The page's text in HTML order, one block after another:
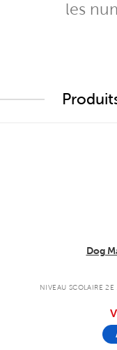
les
Dog
NIVEAU SCOLAIRE